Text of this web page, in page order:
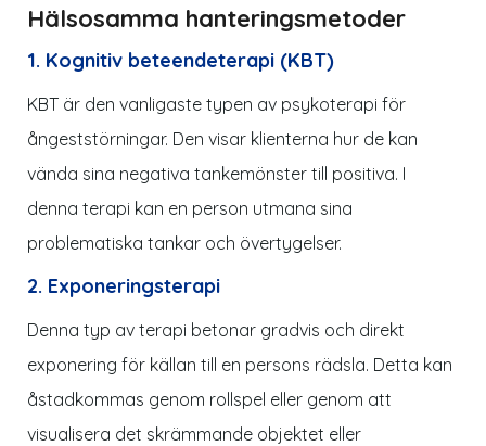
Hälsosamma hanteringsmetoder
1. Kognitiv beteendeterapi (KBT)
KBT är den vanligaste typen av psykoterapi för
ångeststörningar. Den visar klienterna hur de kan
vända sina negativa tankemönster till positiva. I
denna terapi kan en person utmana sina
problematiska tankar och övertygelser.
2. Exponeringsterapi
Denna typ av terapi betonar gradvis och direkt
exponering för källan till en persons rädsla. Detta kan
åstadkommas genom rollspel eller genom att
visualisera det skrämmande objektet eller